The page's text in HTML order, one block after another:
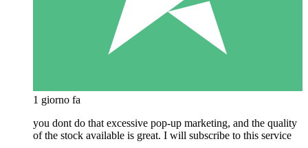
1 giorno fa
you dont do that excessive pop-up marketing, and the quality
of the stock available is great. I will subscribe to this service